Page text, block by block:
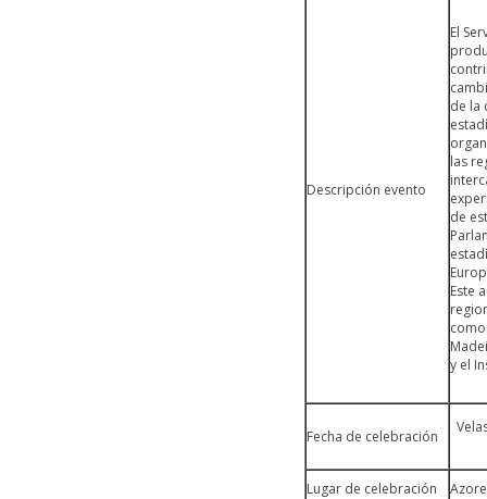
Descripción evento
El
de la
las
de
Este
y el
Fecha de celebración
Lugar de celebración